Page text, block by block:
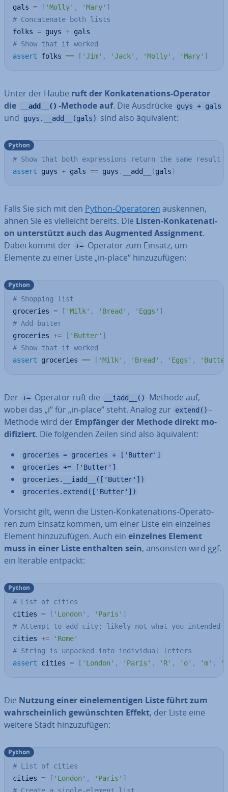
gals = [ 'Molly' , 'Mary' ]
# Concatenate both lists
folks = guys +
# Show that it worked
assert folks == [ 'Jim' , 'Jack' , 'Molly' , 'Mary' ]
Unter der Haube ruft der Kon­ka­te­na­ti­ons-Operator
die
__add__() -Methode auf. Die Ausdrücke guys + gals
und guys.__add__(gals) sind also äqui­va­lent:
# Show that both expressions return the same result
assert guys + gals == guys . __add__ (gals )
Python
Falls Sie sich mit den Python-Ope­ra­to­ren auskennen,
ahnen Sie es viel­leicht bereits. Die Listen-Kon­ka­te­na­ti­
on un­ter­stützt auch das Augmented As­sign­ment.
Dabei kommt der += -Operator zum Einsatz, um
Elemente zu einer Liste „in-place“ hin­zu­zu­fü­gen:
# Shopping list
groceries = [ 'Milk' , 'Bread' , 'Eggs' ]
# Add butter
groceries += [ 'Butter' ]
# Show that it worked
assert groceries == [ 'Milk' , 'Bread' , 'Eggs' ,
Python
Der += -Operator ruft die __iadd__() -Methode auf,
wobei das „i“ für „in-place“ steht. Analog zur
extend() -
Methode wird der Empfänger der Methode direkt mo­
di­fi­ziert. Die folgenden Zeilen sind also äqui­va­lent:
groceries = groceries + ['Butter']
groceries += ['Butter']
groceries.__iadd__(['Butter'])
groceries.extend(['Butter'])
Vorsicht gilt, wenn die Listen-Kon­ka­te­na­ti­ons-Ope­ra­to­
ren zum Einsatz kommen, um einer Liste ein einzelnes
Element hin­zu­zu­fü­gen. Auch ein einzelnes Element
muss in einer Liste enthalten sein, ansonsten wird ggf.
ein Iterable entpackt:
# List of cities
cities = [ 'London' , 'Paris' ]
# Attempt to add city; likely not what you intended
cities +=
'Rome'
# String is unpacked into individual letters
assert cities = [ 'London' , 'Paris' , 'R' , 'o' , 'm' ,
Python
Die Nutzung einer ein­ele­men­ti­gen Liste führt zum
wahr­schein­lich ge­wünsch­ten Effekt, der Liste eine
weitere Stadt hin­zu­zu­fü­gen:
# List of cities
cities = [ 'London' , 'Paris' ]
Python